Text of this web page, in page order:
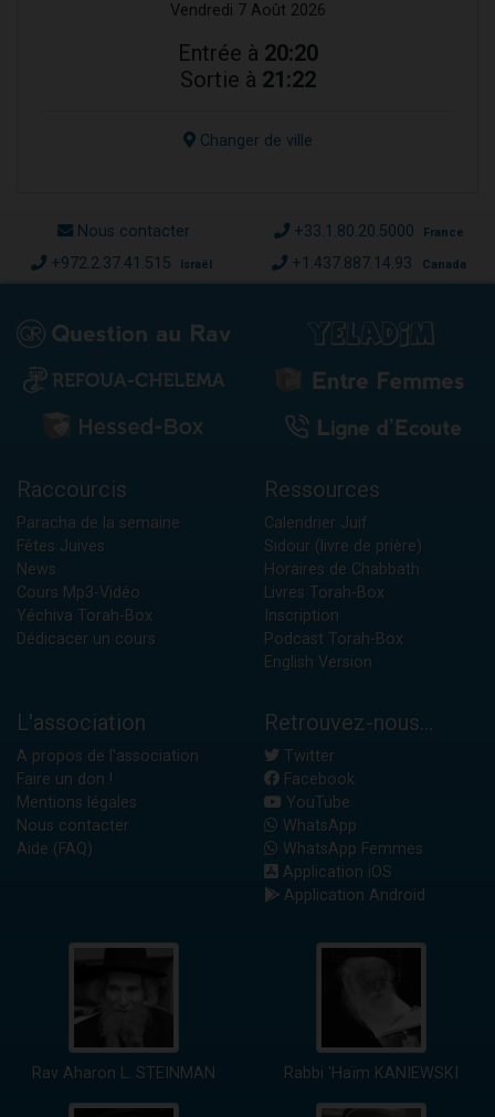
Vendredi 7 Août 2026
Entrée à 20:20
Sortie à 21:22
Changer de ville
Nous contacter +33.1.80.20.5000 France
+972.2.37.41.515 Israël +1.437.887.14.93 Canada
Raccourcis
Paracha de la semaine
Fêtes Juives
News
Cours Mp3-Vidéo
Yéchiva Torah-Box
Dédicacer un cours
Ressources
Calendrier Juif
Sidour (livre de prière)
Horaires de Chabbath
Livres Torah-Box
Inscription
Podcast Torah-Box
English Version
L'association
A propos de l'association
Faire un don !
Mentions légales
Nous contacter
Aide (FAQ)
Retrouvez-nous...
Twitter
Facebook
YouTube
WhatsApp
WhatsApp Femmes
Application iOS
Application Android
Rav Aharon L. STEINMAN Rabbi 'Haïm KANIEWSKI